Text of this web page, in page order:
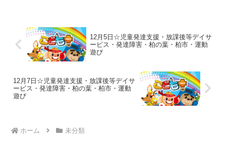
12月5日☆児童発達支援・放課後等デイサ
ービス・発達障害・柏の葉・柏市・運動
遊び
12月7日☆児童発達支援・放課後等デイサ
ービス・発達障害・柏の葉・柏市・運動
遊び
ホーム 未分類